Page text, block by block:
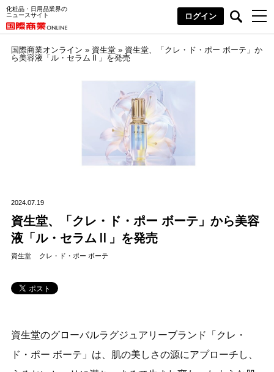
化粧品・日用品業界の
ニュースサイト
ログイン
国際商業オンライン » 資生堂» 資生堂、「クレ・ド・ポー ボーテ」か
ら美容液「ル・セラムⅡ」を発売
2024.07.19
資生堂、「クレ・ド・ポー ボーテ」から美容
液「ル・セラムⅡ」を発売
資生堂 クレ・ド・ポー ボーテ
資生堂のグローバルラグジュアリーブランド「クレ・
ド・ポー ボーテ」は、肌の美しさの源にアプローチし、